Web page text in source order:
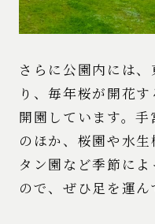
さらに公園内には
り、毎年桜が開花
開園しています。
のほか、桜園や水
タン園など季節に
ので、ぜひ足を運ん